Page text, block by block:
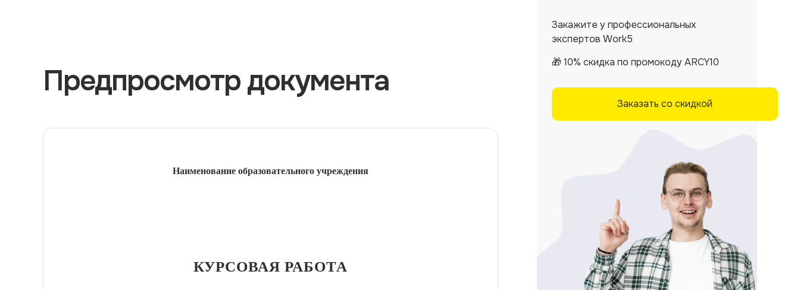
Предпросмотр документа
Наименование образовательного учреждения
КУРСОВАЯ РАБОТА
Закажите у профессиональных
экспертов Work5
🎁 10% скидка по промокоду ARCY10
Заказать со скидкой